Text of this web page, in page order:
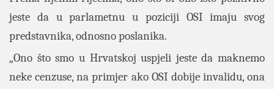
jeste da u parlametnu u poziciji OSI imaju svog
predstavnika, odnosno poslanika.
„Ono što smo u Hrvatskoj uspjeli jeste da maknemo
neke cenzuse, na primjer ako OSI dobije invalidu, ona